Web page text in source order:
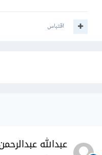
اقتباس
عبدالله عبدالرحمن11